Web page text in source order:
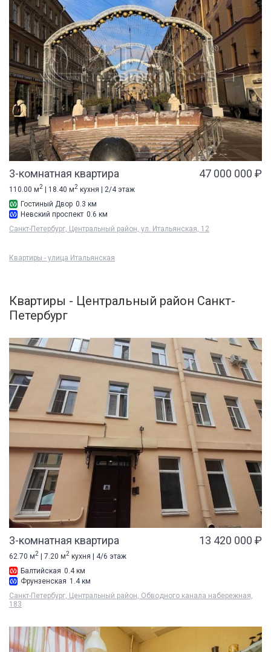
3-комнатная квартира 47 000 000 ₽
110.00 м2 | 18.40 м2 кухня | 2/4 этаж
Гостиный Двор 0.3 км
Невский проспект 0.6 км
Санкт-Петербург, Центральный район, ул. Итальянская, 12
Квартиры - улица Итальянская
Квартиры - Центральный район Санкт-
Петербург
3-комнатная квартира 13 420 000 ₽
62.70 м2 | 7.20 м2 кухня | 4/6 этаж
Балтийская 0.4 км
Фрунзенская 1.4 км
Санкт-Петербург, Центральный район, Обводного канала набережная,
183